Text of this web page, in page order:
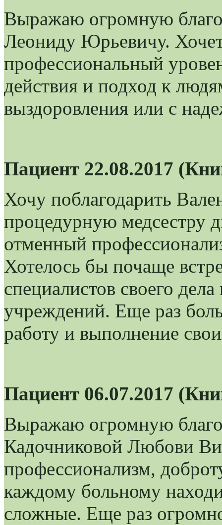
Выражаю огромную
Леониду Юрьевичу.
профессиональный
действия и подход к
выздоровления или с
Пациент 22.08.2017
Хочу поблагодарить
процедурную медсестру
отменный
Хотелось бы почаще
специалистов своего
учреждений. Еще раз
работу и выполнение
Пациент 06.07.2017
Выражаю огромную
Кадочниковой Любови
профессионализм,
каждому больному
сложные. Еще раз